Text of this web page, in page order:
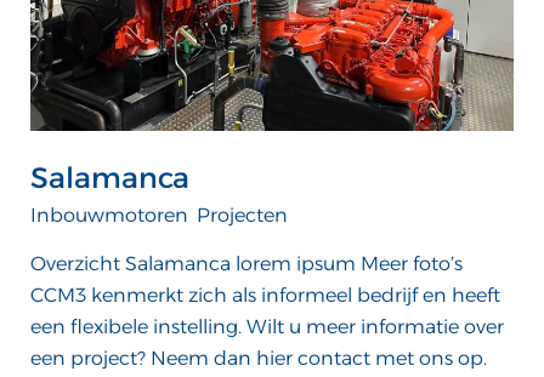
Salamanca
Inbouwmotoren Projecten
Overzicht Salamanca lorem ipsum Meer foto’s
CCM3 kenmerkt zich als informeel bedrijf en heeft
een flexibele instelling. Wilt u meer informatie over
een project? Neem dan hier contact met ons op.